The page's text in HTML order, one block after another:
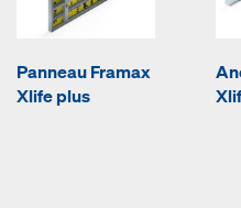
Panneau Framax
Xlife plus